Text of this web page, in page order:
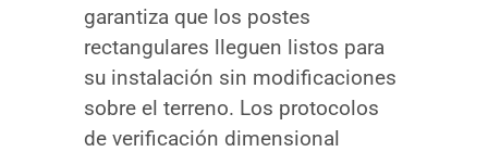
garantiza que los postes
rectangulares lleguen listos para
su instalación sin modificaciones
sobre el terreno. Los protocolos
de verificación dimensional